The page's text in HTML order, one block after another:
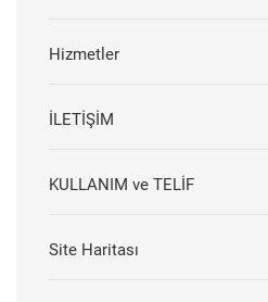
Hizmetler
İLETİŞİM
KULLANIM ve TELİF
Site Haritası